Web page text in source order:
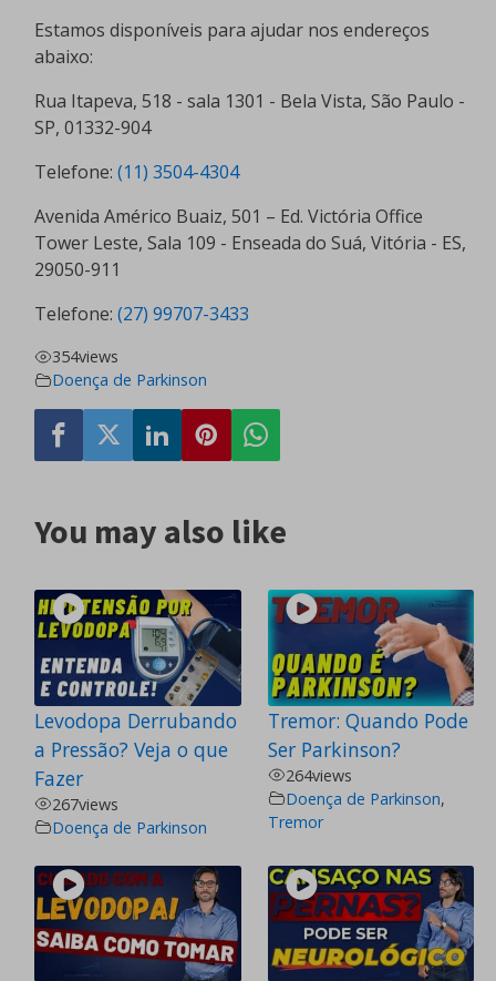
Estamos disponíveis para ajudar nos endereços
abaixo:
Rua Itapeva, 518 - sala 1301 - Bela Vista, São Paulo -
SP, 01332-904
Telefone: (11) 3504-4304
Avenida Américo Buaiz, 501 – Ed. Victória Office
Tower Leste, Sala 109 - Enseada do Suá, Vitória - ES,
29050-911
Telefone: (27) 99707-3433
354views
Doença de Parkinson
You may also like
Levodopa Derrubando
a Pressão? Veja o que
Fazer
267views
Doença de Parkinson
Tremor: Quando Pode
Ser Parkinson?
264views
Doença de Parkinson,
Tremor